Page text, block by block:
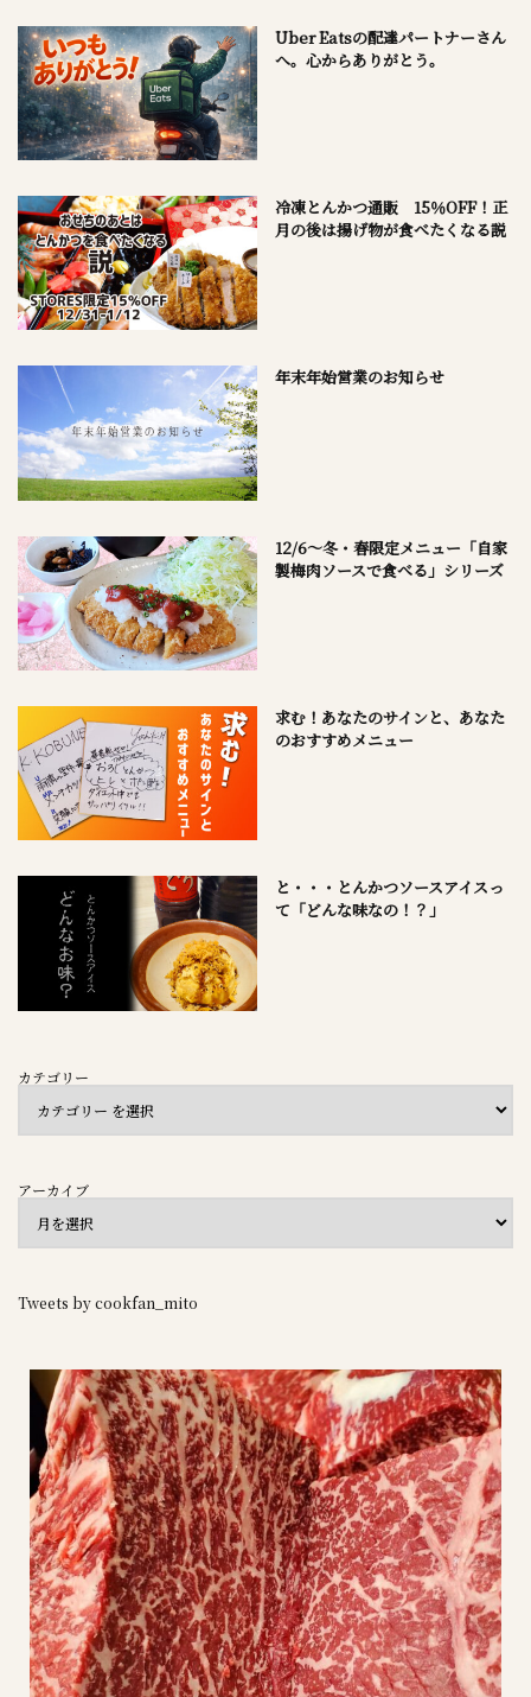
Uber Eatsの配達パートナーさん
へ。心からありがとう。
冷凍とんかつ通販 15％OFF！正
月の後は揚げ物が食べたくなる説
年末年始営業のお知らせ
12/6～冬・春限定メニュー「自家
製梅肉ソースで食べる」シリーズ
求む！あなたのサインと、あなた
のおすすめメニュー
と・・・とんかつソースアイスっ
て「どんな味なの！？」
カテゴリー
アーカイブ
Tweets by cookfan_mito